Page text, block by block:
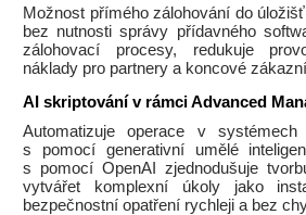
Možnost přímého zálohování do
bez nutnosti správy přídavného
zálohovací procesy, redukuje
náklady pro partnery a koncové
AI skriptování v rámci Advanced
Automatizuje operace v
s pomocí generativní umělé
s pomocí OpenAI zjednodušuje
vytvářet komplexní úkoly jako
bezpečnostní opatření rychleji a bez